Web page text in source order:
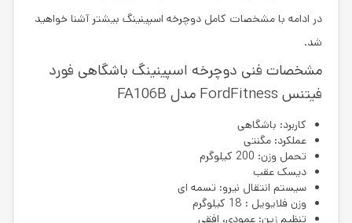
در ادامه با مشخصات کامل دوچرخه اسپینینگ بیشتر آشنا خواهید
شد.
مشخصات فنی دوچرخه اسپینینگ باشگاهی فورد
فیتنس FordFitness مدل FA106B
کاربرد: باشگاهی
عملکرد: مگنتی
تحمل وزن: 200 کیلوگرم
دیسک عقب
سیستم انتقال نیرو: تسمه ای
وزن فلایویل : 18 کیلوگرم
تنظیم زین: عمودی، افقی